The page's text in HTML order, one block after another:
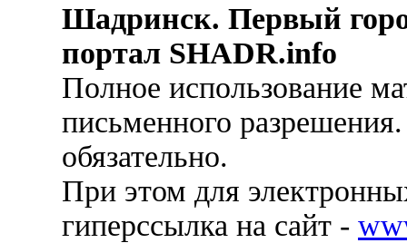
Шадринск. Первый
портал SHADR.info
Полное использование
письменного
обязательно.
При этом для
гиперссылка на сайт -